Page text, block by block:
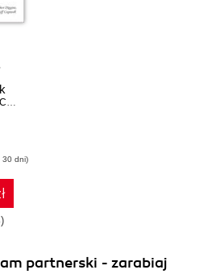
Christopher Diggins
30 dni)
partnerski - zarabiaj